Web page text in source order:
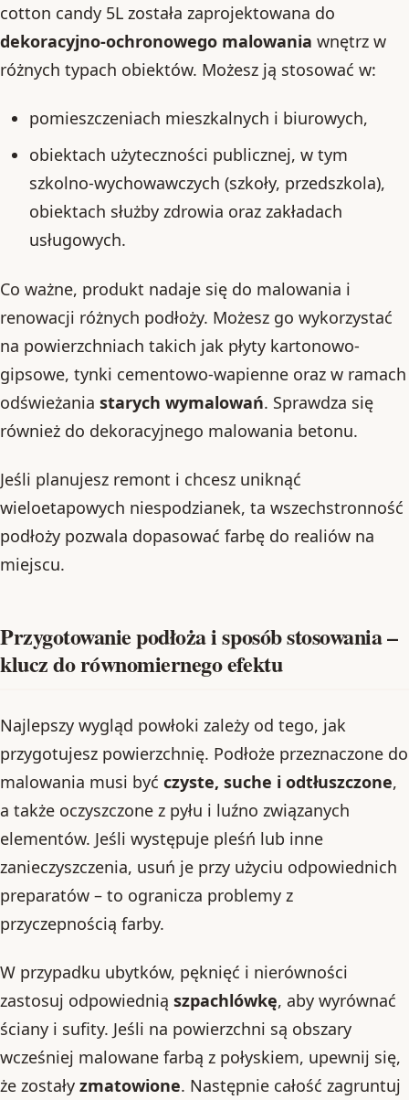
cotton candy 5L została zaprojektowana do
dekoracyjno-ochronowego malowania wnętrz w
różnych typach obiektów. Możesz ją stosować w:
pomieszczeniach mieszkalnych i biurowych,
obiektach użyteczności publicznej, w tym
szkolno-wychowawczych (szkoły, przedszkola),
obiektach służby zdrowia oraz zakładach
usługowych.
Co ważne, produkt nadaje się do malowania i
renowacji różnych podłoży. Możesz go wykorzystać
na powierzchniach takich jak płyty kartonowo-
gipsowe, tynki cementowo-wapienne oraz w ramach
odświeżania starych wymalowań. Sprawdza się
również do dekoracyjnego malowania betonu.
Jeśli planujesz remont i chcesz uniknąć
wieloetapowych niespodzianek, ta wszechstronność
podłoży pozwala dopasować farbę do realiów na
miejscu.
Przygotowanie podłoża i sposób stosowania –
klucz do równomiernego efektu
Najlepszy wygląd powłoki zależy od tego, jak
przygotujesz powierzchnię. Podłoże przeznaczone do
malowania musi być czyste, suche i odtłuszczone,
a także oczyszczone z pyłu i luźno związanych
elementów. Jeśli występuje pleśń lub inne
zanieczyszczenia, usuń je przy użyciu odpowiednich
preparatów – to ogranicza problemy z
przyczepnością farby.
W przypadku ubytków, pęknięć i nierówności
zastosuj odpowiednią szpachlówkę, aby wyrównać
ściany i sufity. Jeśli na powierzchni są obszary
wcześniej malowane farbą z połyskiem, upewnij się,
że zostały zmatowione. Następnie całość zagruntuj